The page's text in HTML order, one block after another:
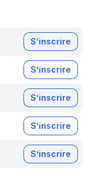
S’inscrire
S’inscrire
S’inscrire
S’inscrire
S’inscrire